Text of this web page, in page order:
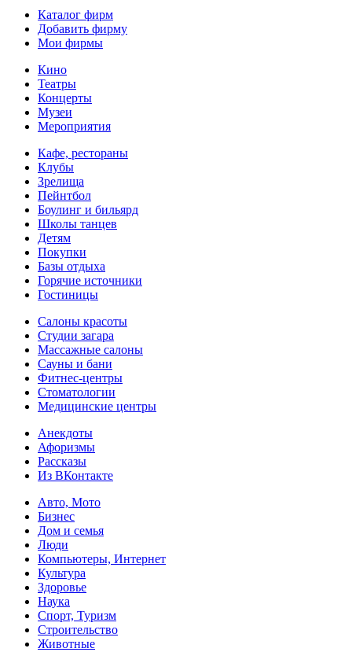
Каталог фирм
Добавить фирму
Мои фирмы
Кино
Театры
Концерты
Музеи
Мероприятия
Кафе, рестораны
Клубы
Зрелища
Пейнтбол
Боулинг и бильярд
Школы танцев
Детям
Покупки
Базы отдыха
Горячие источники
Гостиницы
Салоны красоты
Студии загара
Массажные салоны
Сауны и бани
Фитнес-центры
Стоматологии
Медицинские центры
Анекдоты
Афоризмы
Рассказы
Из ВКонтакте
Авто, Мото
Бизнес
Дом и семья
Люди
Компьютеры, Интернет
Культура
Здоровье
Наука
Спорт, Туризм
Строительство
Животные